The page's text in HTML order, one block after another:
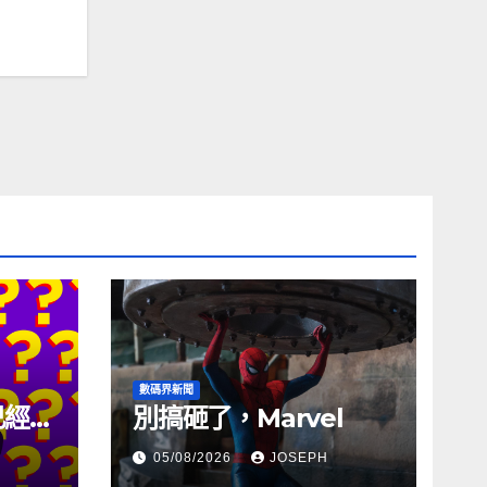
幾
數碼界新聞
別搞砸了，Marvel
05/08/2026 JOSEPH